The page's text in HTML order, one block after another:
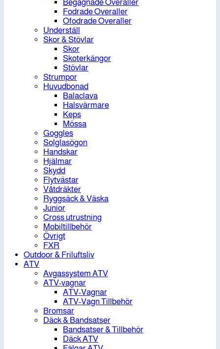
Begagnade Overaller
Fodrade Overaller
Ofodrade Overaller
Underställ
Skor & Stövlar
Skor
Skoterkängor
Stövlar
Strumpor
Huvudbonad
Balaclava
Halsvärmare
Keps
Mössa
Goggles
Solglasögon
Handskar
Hjälmar
Skydd
Flytvästar
Våtdräkter
Ryggsäck & Väska
Junior
Cross utrustning
Mobiltillbehör
Övrigt
FXR
Outdoor & Friluftsliv
ATV
Avgassystem ATV
ATV-vagnar
ATV-Vagnar
ATV-Vagn Tillbehör
Bromsar
Däck & Bandsatser
Bandsatser & Tillbehör
Däck ATV